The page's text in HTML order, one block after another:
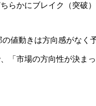
らかにブレイク（突破
値動きは方向感がなく
「市場の方向性が決ま